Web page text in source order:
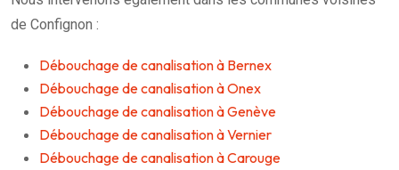
de Confignon :
Débouchage de canalisation à Bernex
Débouchage de canalisation à Onex
Débouchage de canalisation à Genève
Débouchage de canalisation à Vernier
Débouchage de canalisation à Carouge